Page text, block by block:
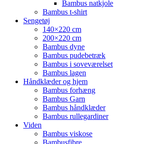
Bambus natkjole
Bambus t-shirt
Sengetøj
140×220 cm
200×220 cm
Bambus dyne
Bambus pudebetræk
Bambus i soveværelset
Bambus lagen
Håndklæder og hjem
Bambus forhæng
Bambus Garn
Bambus håndklæder
Bambus rullegardiner
Viden
Bambus viskose